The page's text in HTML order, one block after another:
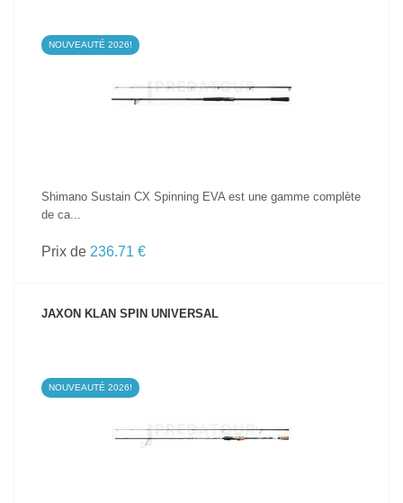
NOUVEAUTÉ 2026!
Shimano Sustain CX Spinning EVA est une gamme complète
de ca...
Prix de 236.71 €
JAXON KLAN SPIN UNIVERSAL
NOUVEAUTÉ 2026!